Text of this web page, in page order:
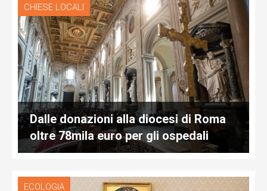
CHIESE LOCALI
Dalle donazioni alla diocesi di Roma
oltre 78mila euro per gli ospedali
ECOLOGIA